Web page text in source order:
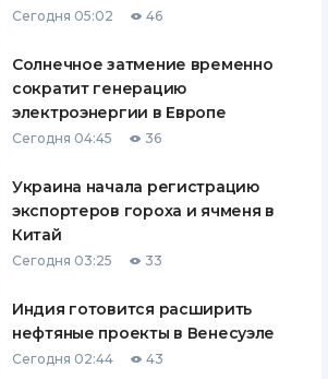
ВСЕ СТРАХОВЫЕ ПОЛИСЫ
СТРАХОВЫЕ КОМПАНИИ
ОТЗЫВЫ О СТРАХОВЫХ
КОМПАНИЯХ
Сегодня 05:02 46
Солнечное затмение временно
сократит генерацию
электроэнергии в Европе
Сегодня 04:45 36
Украина начала регистрацию
экспортеров гороха и ячменя в
Китай
Сегодня 03:25 33
Индия готовится расширить
нефтяные проекты в Венесуэле
Сегодня 02:44 43